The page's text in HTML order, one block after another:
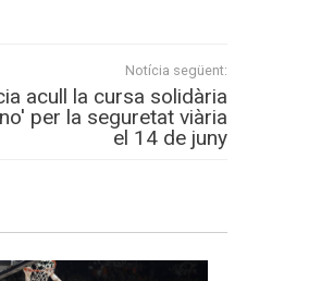
Notícia següent:
acull la cursa solidària
per la seguretat viària
el 14 de juny